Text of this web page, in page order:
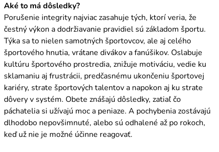
Aké to má dôsledky?
Porušenie integrity najviac zasahuje tých, ktorí veria, že
čestný výkon a dodržiavanie pravidiel sú základom športu.
Týka sa to nielen samotných športovcov, ale aj celého
športového hnutia, vrátane divákov a fanúšikov. Oslabuje
kultúru športového prostredia, znižuje motiváciu, vedie ku
sklamaniu aj frustrácii, predčasnému ukončeniu športovej
kariéry, strate športových talentov a napokon aj ku strate
dôvery v systém. Obete znášajú dôsledky, zatiaľ čo
páchatelia si užívajú moc a peniaze. A pochybenia zostávajú
dlhodobo nepovšimnuté, alebo sú odhalené až po rokoch,
keď už nie je možné účinne reagovať.